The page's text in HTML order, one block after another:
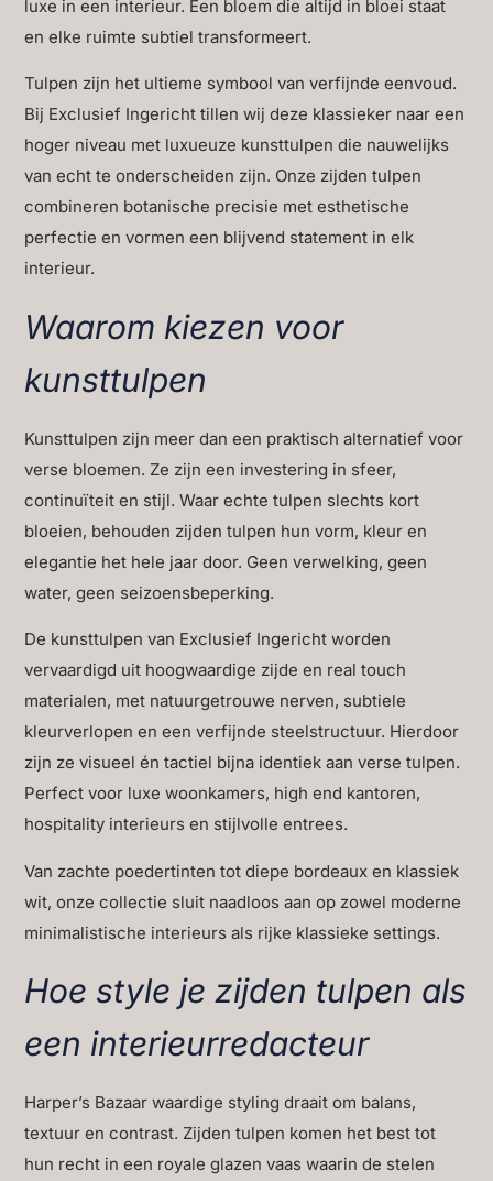
luxe in een interieur. Een bloem die altijd in bloei staat
en elke ruimte subtiel transformeert.
Tulpen zijn het ultieme symbool van verfijnde eenvoud.
Bij Exclusief Ingericht tillen wij deze klassieker naar een
hoger niveau met luxueuze kunsttulpen die nauwelijks
van echt te onderscheiden zijn. Onze zijden tulpen
combineren botanische precisie met esthetische
perfectie en vormen een blijvend statement in elk
interieur.
Waarom kiezen voor
kunsttulpen
Kunsttulpen zijn meer dan een praktisch alternatief voor
verse bloemen. Ze zijn een investering in sfeer,
continuïteit en stijl. Waar echte tulpen slechts kort
bloeien, behouden zijden tulpen hun vorm, kleur en
elegantie het hele jaar door. Geen verwelking, geen
water, geen seizoensbeperking.
De kunsttulpen van Exclusief Ingericht worden
vervaardigd uit hoogwaardige zijde en real touch
materialen, met natuurgetrouwe nerven, subtiele
kleurverlopen en een verfijnde steelstructuur. Hierdoor
zijn ze visueel én tactiel bijna identiek aan verse tulpen.
Perfect voor luxe woonkamers, high end kantoren,
hospitality interieurs en stijlvolle entrees.
Van zachte poedertinten tot diepe bordeaux en klassiek
wit, onze collectie sluit naadloos aan op zowel moderne
minimalistische interieurs als rijke klassieke settings.
Hoe style je zijden tulpen als
een interieurredacteur
Harper’s Bazaar waardige styling draait om balans,
textuur en contrast. Zijden tulpen komen het best tot
hun recht in een royale glazen vaas waarin de stelen